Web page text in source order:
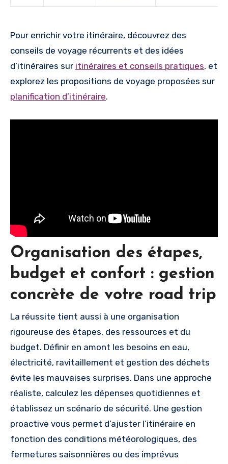
Pour enrichir votre itinéraire, découvrez des
conseils de voyage récurrents et des idées
d’itinéraires sur itinéraires et conseils pratiques, et
explorez les propositions de voyage proposées sur
planification d’itinéraire.
Organisation des étapes,
budget et confort : gestion
concrète de votre road trip
La réussite tient aussi à une organisation
rigoureuse des étapes, des ressources et du
budget. Définir en amont les besoins en eau,
électricité, ravitaillement et gestion des déchets
évite les mauvaises surprises. Dans une approche
réaliste, calculez les dépenses quotidiennes et
établissez un scénario de sécurité. Une gestion
proactive vous permet d’ajuster l’itinéraire en
fonction des conditions météorologiques, des
fermetures saisonnières ou des imprévus